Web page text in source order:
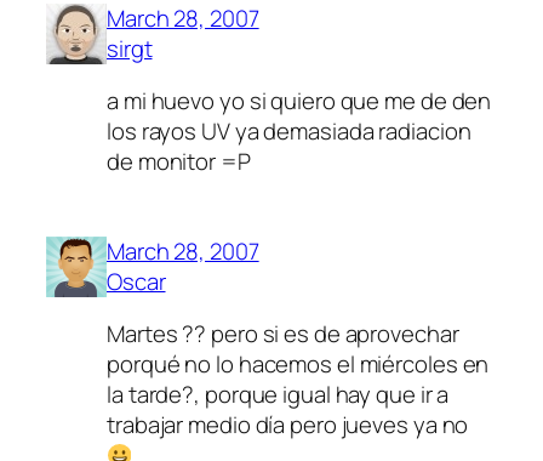
March 28, 2007
sirgt
a mi huevo yo si quiero que me de den
los rayos UV ya demasiada radiacion
de monitor =P
March 28, 2007
Oscar
Martes ?? pero si es de aprovechar
porqué no lo hacemos el miércoles en
la tarde?, porque igual hay que ir a
trabajar medio día pero jueves ya no